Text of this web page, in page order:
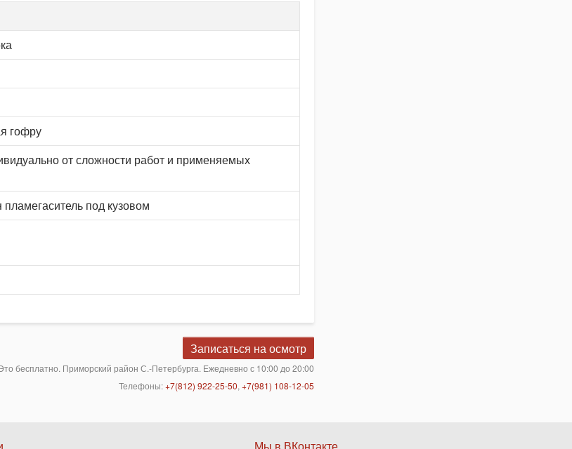
гофру
от сложности работ и применяемых
под кузовом
Записаться на осмотр
бесплатно. Приморский район С.-Петербурга. Ежедневно с 10:00 до 20:00
Телефоны:+7(812) 922-25-50, +7(981) 108-12-05
Мы в ВКонтакте